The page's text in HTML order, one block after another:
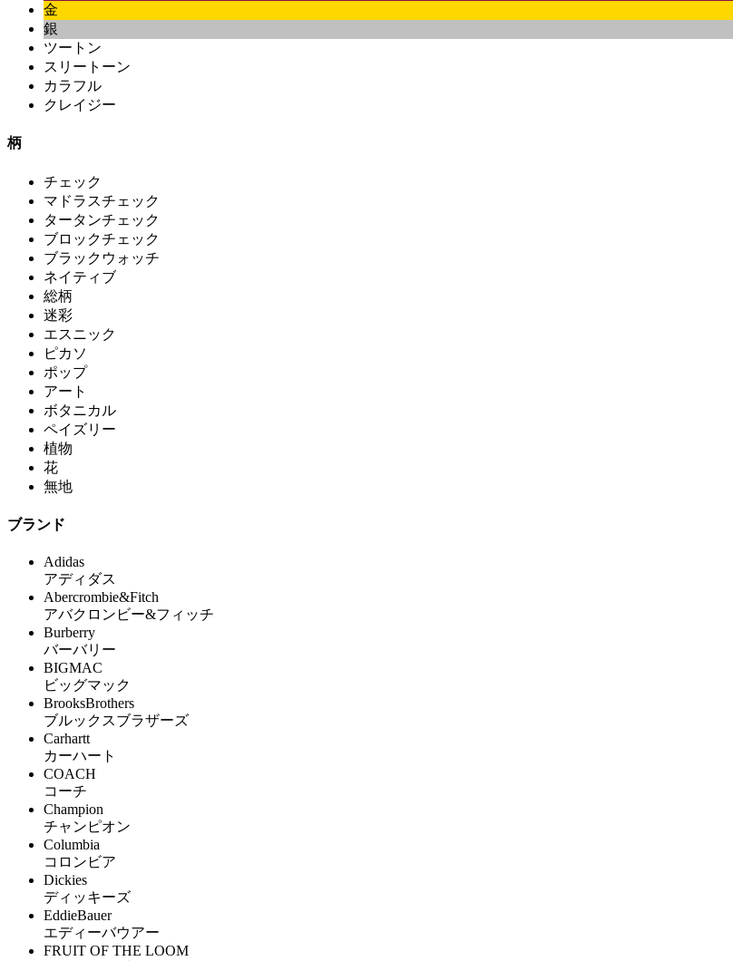
金
銀
ツートン
スリートーン
カラフル
クレイジー
柄
チェック
マドラスチェック
タータンチェック
ブロックチェック
ブラックウォッチ
ネイティブ
総柄
迷彩
エスニック
ピカソ
ポップ
アート
ボタニカル
ペイズリー
植物
花
無地
ブランド
Adidas
アディダス
Abercrombie&Fitch
アバクロンビー&フィッチ
Burberry
バーバリー
BIGMAC
ビッグマック
BrooksBrothers
ブルックスブラザーズ
Carhartt
カーハート
COACH
コーチ
Champion
チャンピオン
Columbia
コロンビア
Dickies
ディッキーズ
EddieBauer
エディーバウアー
FRUIT OF THE LOOM